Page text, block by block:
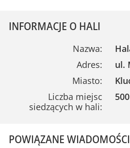
INFORMACJE O HALI
Nazwa:
Adres:
ul.
Miasto:
Liczba miejsc
siedzących w hali:
500
POWIĄZANE WIADOMOŚCI